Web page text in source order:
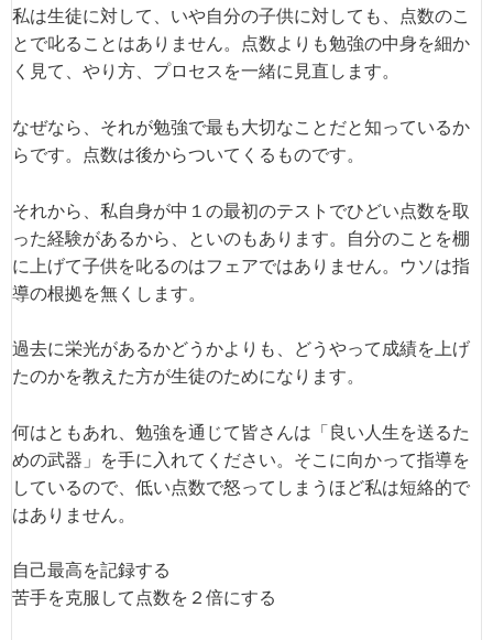
私は生徒に対して、いや自分の子供に対しても、点数のこ
とで叱ることはありません。点数よりも勉強の中身を細か
く見て、やり方、プロセスを一緒に見直します。
なぜなら、それが勉強で最も大切なことだと知っているか
らです。点数は後からついてくるものです。
それから、私自身が中１の最初のテストでひどい点数を取
った経験があるから、といのもあります。自分のことを棚
に上げて子供を叱るのはフェアではありません。ウソは指
導の根拠を無くします。
過去に栄光があるかどうかよりも、どうやって成績を上げ
たのかを教えた方が生徒のためになります。
何はともあれ、勉強を通じて皆さんは「良い人生を送るた
めの武器」を手に入れてください。そこに向かって指導を
しているので、低い点数で怒ってしまうほど私は短絡的で
はありません。
自己最高を記録する
苦手を克服して点数を２倍にする